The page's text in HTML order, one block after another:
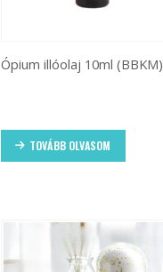
Ópium illóolaj 10ml (BBKM)
TOVÁBB OLVASOM